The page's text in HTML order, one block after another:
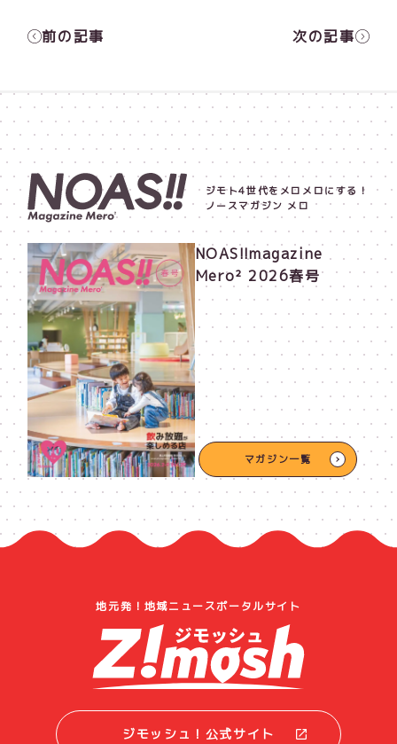
前の記事 次の記事
ジモト4世代をメロメロにする！
ノースマガジン メロ
NOAS!!magazine
Mero² 2026春号
マガジン一覧
地元発！地域ニュースポータルサイト
ジモッシュ！公式サイト